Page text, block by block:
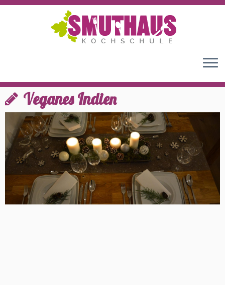
Veganes Indien